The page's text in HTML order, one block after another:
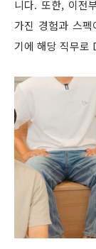
니다. 또한, 이전
가진 경험과 스
기에 해당 직무로